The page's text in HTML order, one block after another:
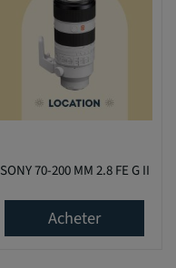
SONY 70-200 MM 2.8 FE G II
Acheter